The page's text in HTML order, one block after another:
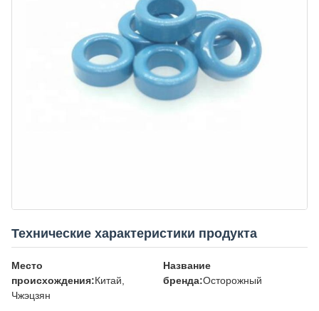
Технические характеристики продукта
Место
происхождения:Китай,
Чжэцзян
Название
бренда:Осторожный